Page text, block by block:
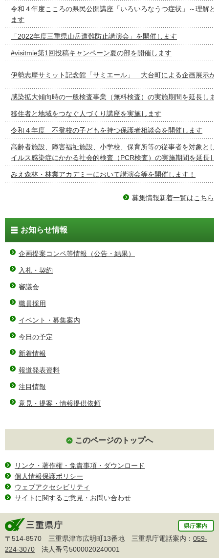
令和４年度こころの県民公開講座「いろいろなうつ症状」～理解と
ます
「2022年度三重県山岳遭難防止講演会」を開催します
#visitmie第1回投稿キャンペーン夏の部を開催します
伊勢志摩サミット記念館「サミエール」 大台町による企画展示が
感染拡大傾向時の一般検査事業（無料検査）の実施期間を延長しま
移住者と地域をつなぐ人づくり講座を実施します
令和４年度 不登校の子どもを持つ保護者相談会を開催します
高齢者施設、障害福祉施設、小学校、保育所等の従事者を対象とし
イルス感染症にかかる社会的検査（PCR検査）の実施期間を延長し
みえ森林・林業アカデミーにおいて講演会等を開催します！
募集情報新着一覧はこちら
お知らせ情報
企画提案コンペ等情報（公告・結果）
入札・契約
審議会
職員採用
イベント・募集案内
今日の予定
新着情報
報道発表資料
注目情報
意見・提案・情報提供依頼
このページのトップへ
リンク・著作権・免責事項・ダウンロード
個人情報保護ポリシー
ウェブアクセシビリティ
サイトに関するご意見・お問い合わせ
〒514-8570 三重県津市広明町13番地 三重県庁電話案内： 059-
224-3070 法人番号5000020240001